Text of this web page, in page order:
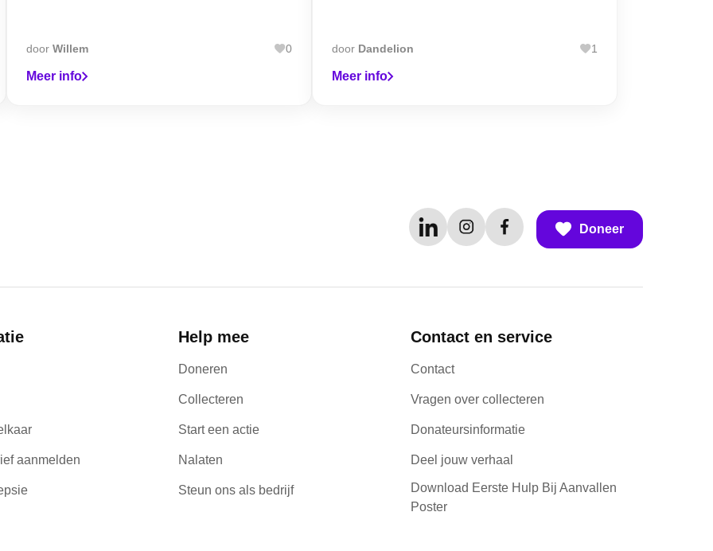
door Willem 0
Meer info
door Dandelion 1
Meer info
Doneer
aanmelden
Help mee
Doneren
Collecteren
Start een actie
Nalaten
Steun ons als bedrijf
Contact en service
Contact
Vragen over collecteren
Donateursinformatie
Deel jouw verhaal
Download Eerste Hulp Bij Aanvallen
Poster